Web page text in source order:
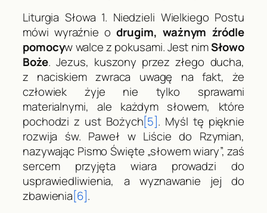
Liturgia Słowa 1. Niedzieli Wielkiego Postu
mówi wyraźnie odrugim, ważnym źródle
pomocyw walce z pokusami. Jest nimSłowo
Boże. Jezus, kuszony przez złego ducha,
z naciskiem zwraca uwagę na fakt, że
człowiek żyje nie tylko sprawami
materialnymi, ale każdym słowem, które
pochodzi z ust Bożych[5]. Myśl tę pięknie
rozwija św. Paweł w Liście do Rzymian,
nazywając Pismo Święte „słowem wiary”, zaś
sercem przyjęta wiara prowadzi do
usprawiedliwienia, a wyznawanie jej do
zbawienia[6].